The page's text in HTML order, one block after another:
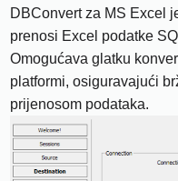
DBConvert za MS Excel
prenosi Excel podatke
Omogućava glatku
platformi, osiguravajući
prijenosom podataka.